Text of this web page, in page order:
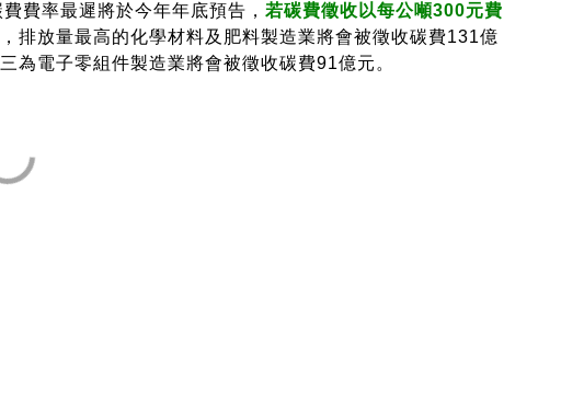
費率最遲將於今年年底預告，若碳費徵收以每公噸300元費
排放量最高的化學材料及肥料製造業將會被徵收碳費131億
為電子零組件製造業將會被徵收碳費91億元。